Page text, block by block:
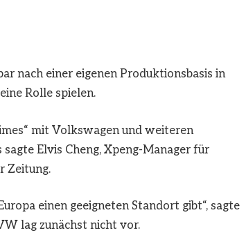
nach einer eigenen Produktionsbasis in
Rolle spielen.
mit Volkswagen und weiteren
Elvis Cheng, Xpeng-Manager für
Zeitung.
einen geeigneten Standort gibt“, sagte
lag zunächst nicht vor.